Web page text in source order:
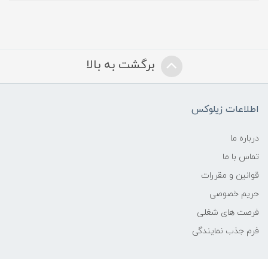
برگشت به بالا
اطلاعات زیلوکس
درباره ما
تماس با ما
قوانین و مقررات
حریم خصوصی
فرصت های شغلی
فرم جذب نمایندگی